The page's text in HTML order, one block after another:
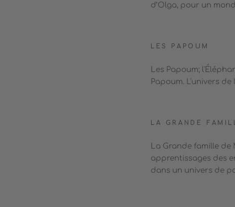
d’Olga, pour un
LES PAPOUM
Les Papoum;
Papoum. L'univers
LA GRANDE
La Grande famille de
apprentissages des
dans un univers de